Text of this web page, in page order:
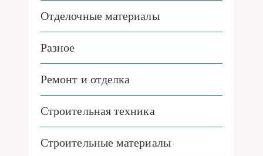
Отделочные материалы
Разное
Ремонт и отделка
Строительная техника
Строительные материалы